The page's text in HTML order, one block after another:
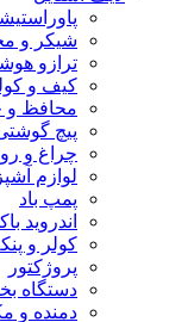
شیکر و
ترازو
کیف و
محافظ و
پیچ
چراغ و
لوازم
پمپ باد
اندروید
کولر و
پروژکتور
دستگاه
دمنده و